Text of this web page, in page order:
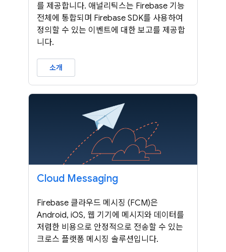
를 제공합니다. 애널리틱스는 Firebase 기능
전체에 통합되며 Firebase SDK를 사용하여
정의할 수 있는 이벤트에 대한 보고를 제공합
니다.
소개
Cloud Messaging
Firebase 클라우드 메시징 (FCM)은
Android, iOS, 웹 기기에 메시지와 데이터를
저렴한 비용으로 안정적으로 전송할 수 있는
크로스 플랫폼 메시징 솔루션입니다.